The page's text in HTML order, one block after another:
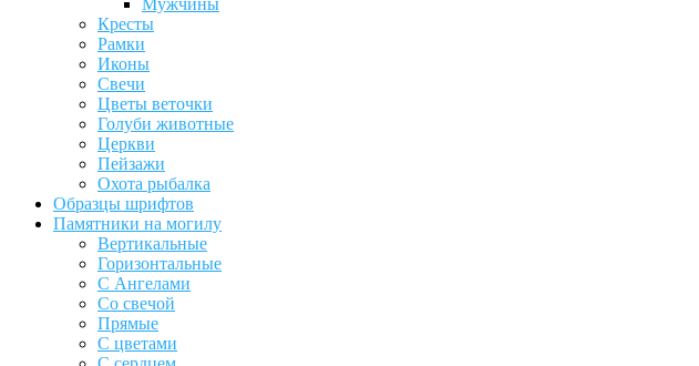
Кресты
Рамки
Иконы
Свечи
Цветы веточки
Голуби животные
Церкви
Пейзажи
Охота рыбалка
Образцы шрифтов
Памятники на могилу
Вертикальные
Горизонтальные
С Ангелами
Со свечой
Прямые
С цветами